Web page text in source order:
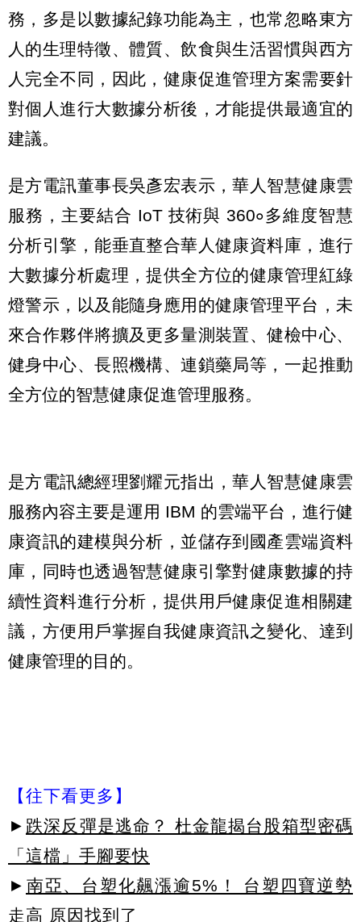
務，多是以數據紀錄功能為主，也常忽略東方
人的生理特徵、體質、飲食與生活習慣與西方
人完全不同，因此，健康促進管理方案需要針
對個人進行大數據分析後，才能提供最適宜的
建議。
是方電訊董事長吳彥宏表示，華人智慧健康雲
服務，主要結合 IoT 技術與 360∘多維度智慧
分析引擎，能垂直整合華人健康資料庫，進行
大數據分析處理，提供全方位的健康管理紅綠
燈警示，以及能隨身應用的健康管理平台，未
來合作夥伴將擴及更多量測裝置、健檢中心、
健身中心、長照機構、連鎖藥局等，一起推動
全方位的智慧健康促進管理服務。
是方電訊總經理劉耀元指出，華人智慧健康雲
服務內容主要是運用 IBM 的雲端平台，進行健
康資訊的建模與分析，並儲存到國產雲端資料
庫，同時也透過智慧健康引擎對健康數據的持
續性資料進行分析，提供用戶健康促進相關建
議，方便用戶掌握自我健康資訊之變化、達到
健康管理的目的。
【往下看更多】
► 跌深反彈是逃命？ 杜金龍揭台股箱型密碼
「這檔」手腳要快
► 南亞、台塑化飆漲逾5%！ 台塑四寶逆勢
走高 原因找到了